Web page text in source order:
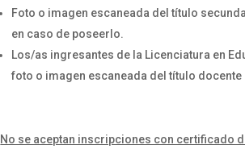
Foto o imagen escaneada del título
en caso de poseerlo.
Los/as ingresantes de la Licenciatura en
foto o imagen escaneada del título
No se aceptan inscripciones con certificado